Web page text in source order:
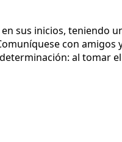
sus inicios, teniendo
con
al tomar